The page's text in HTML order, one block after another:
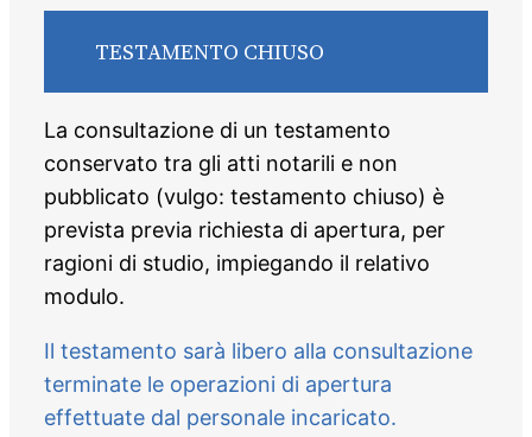
TESTAMENTO CHIUSO
La consultazione di un testamento
conservato tra gli atti notarili e non
pubblicato (vulgo: testamento chiuso) è
prevista previa richiesta di apertura, per
ragioni di studio, impiegando il relativo
modulo.
Il testamento sarà libero alla consultazione
terminate le operazioni di apertura
effettuate dal personale incaricato.